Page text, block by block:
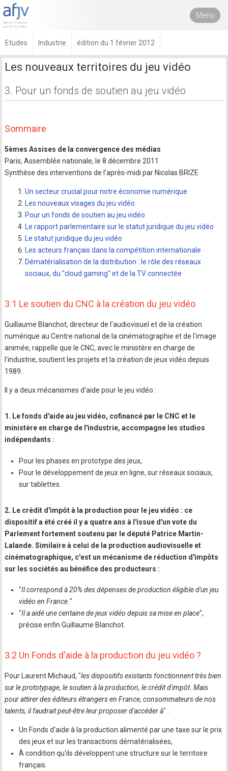
Menu
Etudes Industrie édition du 1 février 2012
Les nouveaux territoires du jeu vidéo
3. Pour un fonds de soutien au jeu vidéo
Sommaire
5èmes Assises de la convergence des médias
Paris, Assemblée nationale, le 8 décembre 2011
Synthèse des interventions de l'après-midi par Nicolas BRIZE
Un secteur crucial pour notre économie numérique
Les nouveaux visages du jeu vidéo
Pour un fonds de soutien au jeu vidéo
Le rapport parlementaire sur le statut juridique du jeu vidéo
Le statut juridique du jeu vidéo
Les acteurs français dans la compétition internationale
Dématérialisation de la distribution : le rôle des réseaux
sociaux, du "cloud gaming" et de la TV connectée
3.1 Le soutien du CNC à la création du jeu vidéo
Guillaume Blanchot, directeur de l'audiovisuel et de la création
numérique au Centre national de la cinématographie et de l'image
animée, rappelle que le CNC, avec le ministère en charge de
l'industrie, soutient les projets et la création de jeux vidéo depuis
1989.
Il y a deux mécanismes d'aide pour le jeu vidéo :
1. Le fonds d'aide au jeu vidéo, cofinancé par le CNC et le
ministère en charge de l'industrie, accompagne les studios
indépendants :
Pour les phases en prototype des jeux,
Pour le développement de jeux en ligne, sur réseaux sociaux,
sur tablettes.
2. Le crédit d'impôt à la production pour le jeu vidéo : ce
dispositif a été créé il y a quatre ans à l'issue d'un vote du
Parlement fortement soutenu par le député Patrice Martin-
Lalande. Similaire à celui de la production audiovisuelle et
cinématographique, c'est un mécanisme de réduction d'impôts
sur les sociétés au bénéfice des producteurs :
"Il correspond à 20% des dépenses de production éligible d'un jeu
vidéo en France."
"Il a aidé une centaine de jeux vidéo depuis sa mise en place",
précise enfin Guillaume Blanchot.
3.2 Un Fonds d'aide à la production du jeu vidéo ?
Pour Laurent Michaud, "les dispositifs existants fonctionnent très bien
sur le prototypage, le soutien à la production, le crédit d'impôt. Mais
pour attirer des éditeurs étrangers en France, consommateurs de nos
talents, il faudrait peut-être leur proposer d'accéder à" :
Un Fonds d'aide à la production alimenté par une taxe sur le prix
des jeux et sur les transactions dématérialisées,
À condition qu'ils développent une structure sur le territoire
français.